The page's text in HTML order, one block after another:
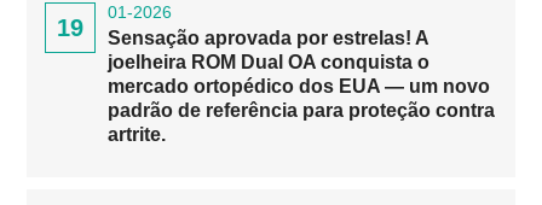
19
01-2026
Sensação aprovada por estrelas! A
joelheira ROM Dual OA conquista o
mercado ortopédico dos EUA — um novo
padrão de referência para proteção contra
artrite.